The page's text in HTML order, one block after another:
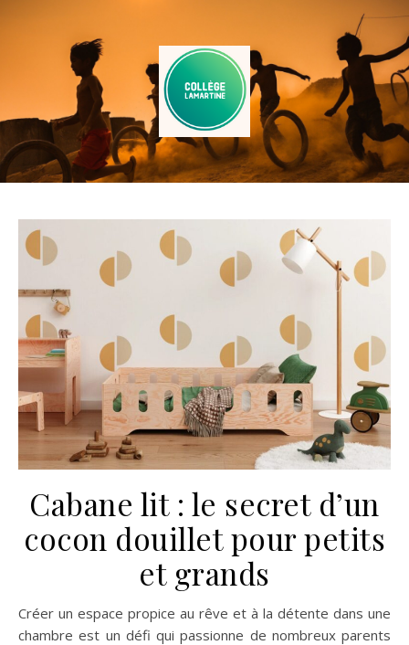
Cabane lit : le secret d’un
cocon douillet pour petits
et grands
Créer un espace propice au rêve et à la détente dans une
chambre est un défi qui passionne de nombreux parents